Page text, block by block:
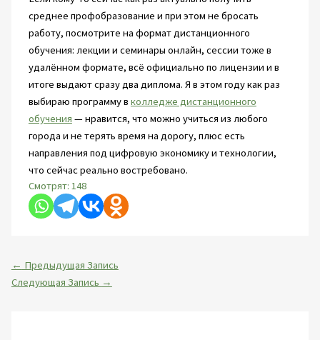
среднее профобразование и при этом не бросать
работу, посмотрите на формат дистанционного
обучения: лекции и семинары онлайн, сессии тоже в
удалённом формате, всё официально по лицензии и в
итоге выдают сразу два диплома. Я в этом году как раз
выбираю программу в колледже дистанционного
обучения — нравится, что можно учиться из любого
города и не терять время на дорогу, плюс есть
направления под цифровую экономику и технологии,
что сейчас реально востребовано.
Смотрят: 148
← Предыдущая Запись
Следующая Запись →